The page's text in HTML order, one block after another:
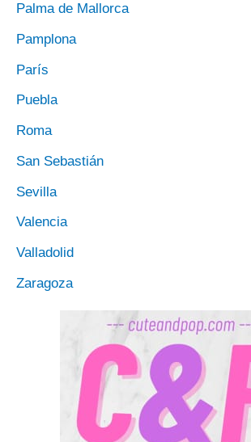
Palma de Mallorca
Pamplona
París
Puebla
Roma
San Sebastián
Sevilla
Valencia
Valladolid
Zaragoza